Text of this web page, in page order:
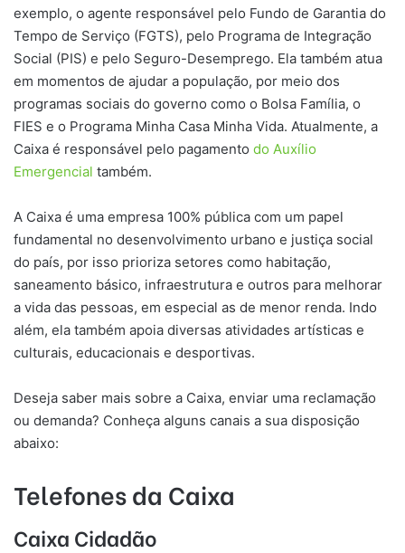
exemplo, o agente responsável pelo Fundo de Garantia do
Tempo de Serviço (FGTS), pelo Programa de Integração
Social (PIS) e pelo Seguro-Desemprego. Ela também atua
em momentos de ajudar a população, por meio dos
programas sociais do governo como o Bolsa Família, o
FIES e o Programa Minha Casa Minha Vida. Atualmente, a
Caixa é responsável pelo pagamento do Auxílio
Emergencial também.
A Caixa é uma empresa 100% pública com um papel
fundamental no desenvolvimento urbano e justiça social
do país, por isso prioriza setores como habitação,
saneamento básico, infraestrutura e outros para melhorar
a vida das pessoas, em especial as de menor renda. Indo
além, ela também apoia diversas atividades artísticas e
culturais, educacionais e desportivas.
Deseja saber mais sobre a Caixa, enviar uma reclamação
ou demanda? Conheça alguns canais a sua disposição
abaixo:
Telefones da Caixa
Caixa Cidadão​